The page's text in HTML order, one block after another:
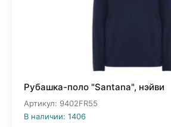
Рубашка-поло "Santana", нэйви
Артикул: 9402FR55
В наличии: 1406